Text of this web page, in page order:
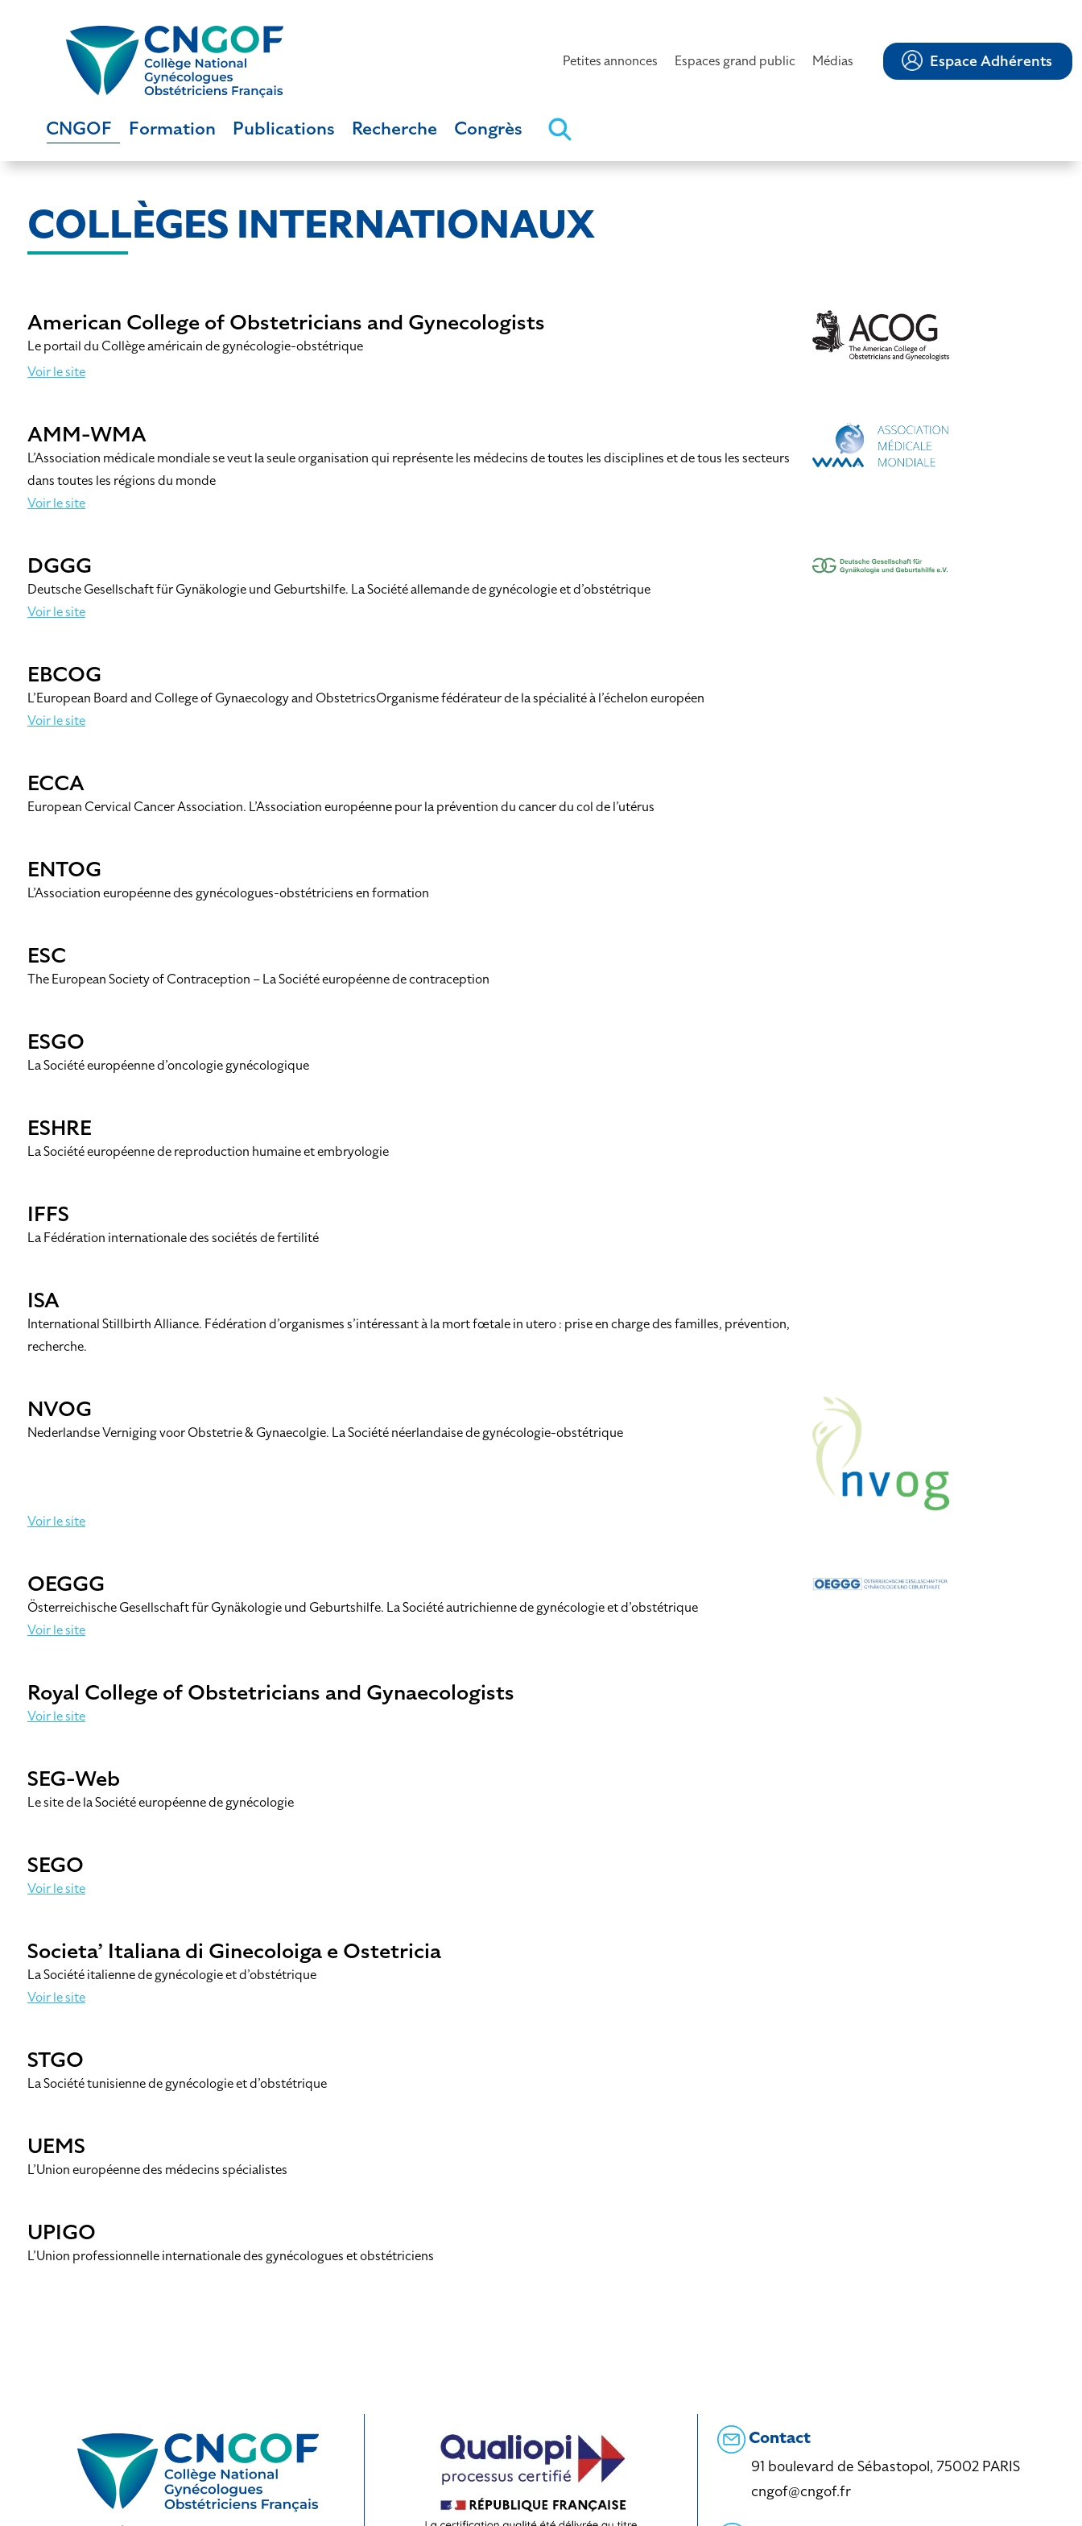
Petites annonces Espaces grand public Médias Espace Adhérents
CNGOF Formation Publications Recherche Congrès
COLLÈGES INTERNATIONAUX
American College of Obstetricians and Gynecologists
Le portail du Collège américain de gynécologie-obstétrique
Voir le site
AMM-WMA
L’Association médicale mondiale se veut la seule organisation qui représente les médecins de toutes les disciplines et de tous les secteurs
dans toutes les régions du monde
Voir le site
DGGG
Deutsche Gesellschaft für Gynäkologie und Geburtshilfe. La Société allemande de gynécologie et d’obstétrique
Voir le site
EBCOG
L’European Board and College of Gynaecology and ObstetricsOrganisme fédérateur de la spécialité à l’échelon européen
Voir le site
ECCA
European Cervical Cancer Association. L’Association européenne pour la prévention du cancer du col de l’utérus
ENTOG
L’Association européenne des gynécologues-obstétriciens en formation
ESC
The European Society of Contraception – La Société européenne de contraception
ESGO
La Société européenne d’oncologie gynécologique
ESHRE
La Société européenne de reproduction humaine et embryologie
IFFS
La Fédération internationale des sociétés de fertilité
ISA
International Stillbirth Alliance. Fédération d’organismes s’intéressant à la mort fœtale in utero : prise en charge des familles, prévention,
recherche.
NVOG
Nederlandse Verniging voor Obstetrie & Gynaecolgie. La Société néerlandaise de gynécologie-obstétrique
Voir le site
OEGGG
Österreichische Gesellschaft für Gynäkologie und Geburtshilfe. La Société autrichienne de gynécologie et d’obstétrique
Voir le site
Royal College of Obstetricians and Gynaecologists
Voir le site
SEG-Web
Le site de la Société européenne de gynécologie
SEGO
Voir le site
Societa’ Italiana di Ginecoloiga e Ostetricia
La Société italienne de gynécologie et d’obstétrique
Voir le site
STGO
La Société tunisienne de gynécologie et d’obstétrique
UEMS
L’Union européenne des médecins spécialistes
UPIGO
L’Union professionnelle internationale des gynécologues et obstétriciens
Contact
91 boulevard de Sébastopol, 75002 PARIS
cngof@cngof.fr